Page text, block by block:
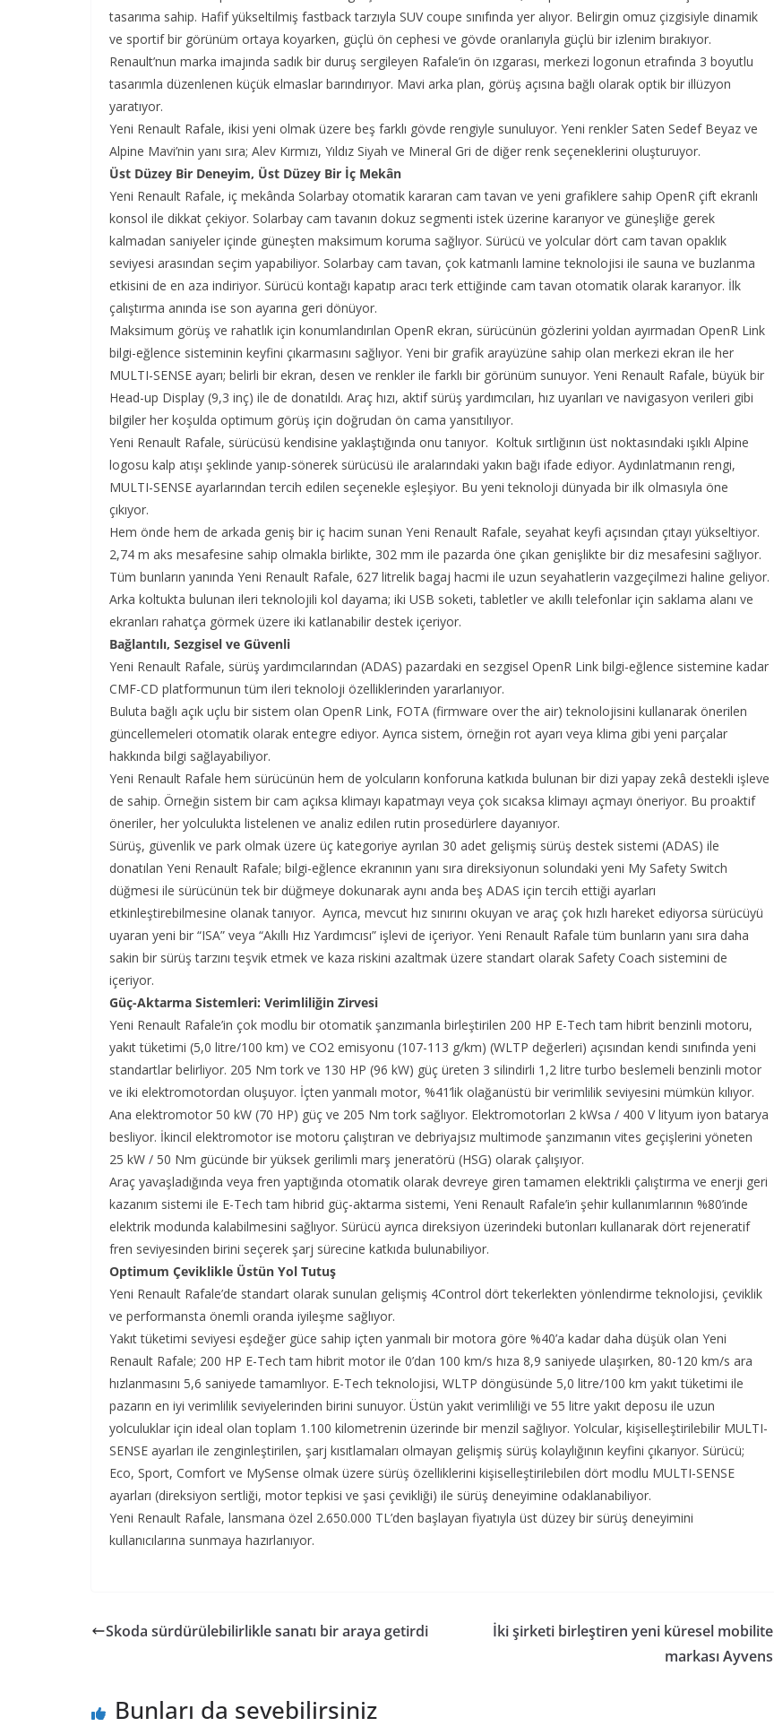
tasarıma sahip. Hafif yükseltilmiş fastback tarzıyla SUV coupe sınıfında yer alıyor. Belirgin omuz çizgisiyle dinamik
ve sportif bir görünüm ortaya koyarken, güçlü ön cephesi ve gövde oranlarıyla güçlü bir izlenim bırakıyor.
Renault’nun marka imajında sadık bir duruş sergileyen Rafale’in ön ızgarası, merkezi logonun etrafında 3 boyutlu
tasarımla düzenlenen küçük elmaslar barındırıyor. Mavi arka plan, görüş açısına bağlı olarak optik bir illüzyon
yaratıyor.
Yeni Renault Rafale, ikisi yeni olmak üzere beş farklı gövde rengiyle sunuluyor. Yeni renkler Saten Sedef Beyaz ve
Alpine Mavi’nin yanı sıra; Alev Kırmızı, Yıldız Siyah ve Mineral Gri de diğer renk seçeneklerini oluşturuyor.
Üst Düzey Bir Deneyim, Üst Düzey Bir İç Mekân
Yeni Renault Rafale, iç mekânda Solarbay otomatik kararan cam tavan ve yeni grafiklere sahip OpenR çift ekranlı
konsol ile dikkat çekiyor. Solarbay cam tavanın dokuz segmenti istek üzerine kararıyor ve güneşliğe gerek
kalmadan saniyeler içinde güneşten maksimum koruma sağlıyor. Sürücü ve yolcular dört cam tavan opaklık
seviyesi arasından seçim yapabiliyor. Solarbay cam tavan, çok katmanlı lamine teknolojisi ile sauna ve buzlanma
etkisini de en aza indiriyor. Sürücü kontağı kapatıp aracı terk ettiğinde cam tavan otomatik olarak kararıyor. İlk
çalıştırma anında ise son ayarına geri dönüyor.
Maksimum görüş ve rahatlık için konumlandırılan OpenR ekran, sürücünün gözlerini yoldan ayırmadan OpenR Link
bilgi-eğlence sisteminin keyfini çıkarmasını sağlıyor. Yeni bir grafik arayüzüne sahip olan merkezi ekran ile her
MULTI-SENSE ayarı; belirli bir ekran, desen ve renkler ile farklı bir görünüm sunuyor. Yeni Renault Rafale, büyük bir
Head-up Display (9,3 inç) ile de donatıldı. Araç hızı, aktif sürüş yardımcıları, hız uyarıları ve navigasyon verileri gibi
bilgiler her koşulda optimum görüş için doğrudan ön cama yansıtılıyor.
Yeni Renault Rafale, sürücüsü kendisine yaklaştığında onu tanıyor. Koltuk sırtlığının üst noktasındaki ışıklı Alpine
logosu kalp atışı şeklinde yanıp-sönerek sürücüsü ile aralarındaki yakın bağı ifade ediyor. Aydınlatmanın rengi,
MULTI-SENSE ayarlarından tercih edilen seçenekle eşleşiyor. Bu yeni teknoloji dünyada bir ilk olmasıyla öne
çıkıyor.
Hem önde hem de arkada geniş bir iç hacim sunan Yeni Renault Rafale, seyahat keyfi açısından çıtayı yükseltiyor.
2,74 m aks mesafesine sahip olmakla birlikte, 302 mm ile pazarda öne çıkan genişlikte bir diz mesafesini sağlıyor.
Tüm bunların yanında Yeni Renault Rafale, 627 litrelik bagaj hacmi ile uzun seyahatlerin vazgeçilmezi haline geliyor.
Arka koltukta bulunan ileri teknolojili kol dayama; iki USB soketi, tabletler ve akıllı telefonlar için saklama alanı ve
ekranları rahatça görmek üzere iki katlanabilir destek içeriyor.
Bağlantılı, Sezgisel ve Güvenli
Yeni Renault Rafale, sürüş yardımcılarından (ADAS) pazardaki en sezgisel OpenR Link bilgi-eğlence sistemine kadar
CMF-CD platformunun tüm ileri teknoloji özelliklerinden yararlanıyor.
Buluta bağlı açık uçlu bir sistem olan OpenR Link, FOTA (firmware over the air) teknolojisini kullanarak önerilen
güncellemeleri otomatik olarak entegre ediyor. Ayrıca sistem, örneğin rot ayarı veya klima gibi yeni parçalar
hakkında bilgi sağlayabiliyor.
Yeni Renault Rafale hem sürücünün hem de yolcuların konforuna katkıda bulunan bir dizi yapay zekâ destekli işleve
de sahip. Örneğin sistem bir cam açıksa klimayı kapatmayı veya çok sıcaksa klimayı açmayı öneriyor. Bu proaktif
öneriler, her yolculukta listelenen ve analiz edilen rutin prosedürlere dayanıyor.
Sürüş, güvenlik ve park olmak üzere üç kategoriye ayrılan 30 adet gelişmiş sürüş destek sistemi (ADAS) ile
donatılan Yeni Renault Rafale; bilgi-eğlence ekranının yanı sıra direksiyonun solundaki yeni My Safety Switch
düğmesi ile sürücünün tek bir düğmeye dokunarak aynı anda beş ADAS için tercih ettiği ayarları
etkinleştirebilmesine olanak tanıyor. Ayrıca, mevcut hız sınırını okuyan ve araç çok hızlı hareket ediyorsa sürücüyü
uyaran yeni bir “ISA” veya “Akıllı Hız Yardımcısı” işlevi de içeriyor. Yeni Renault Rafale tüm bunların yanı sıra daha
sakin bir sürüş tarzını teşvik etmek ve kaza riskini azaltmak üzere standart olarak Safety Coach sistemini de
içeriyor.
Güç-Aktarma Sistemleri: Verimliliğin Zirvesi
Yeni Renault Rafale’in çok modlu bir otomatik şanzımanla birleştirilen 200 HP E-Tech tam hibrit benzinli motoru,
yakıt tüketimi (5,0 litre/100 km) ve CO2 emisyonu (107-113 g/km) (WLTP değerleri) açısından kendi sınıfında yeni
standartlar belirliyor. 205 Nm tork ve 130 HP (96 kW) güç üreten 3 silindirli 1,2 litre turbo beslemeli benzinli motor
ve iki elektromotordan oluşuyor. İçten yanmalı motor, %41’lik olağanüstü bir verimlilik seviyesini mümkün kılıyor.
Ana elektromotor 50 kW (70 HP) güç ve 205 Nm tork sağlıyor. Elektromotorları 2 kWsa / 400 V lityum iyon batarya
besliyor. İkincil elektromotor ise motoru çalıştıran ve debriyajsız multimode şanzımanın vites geçişlerini yöneten
25 kW / 50 Nm gücünde bir yüksek gerilimli marş jeneratörü (HSG) olarak çalışıyor.
Araç yavaşladığında veya fren yaptığında otomatik olarak devreye giren tamamen elektrikli çalıştırma ve enerji geri
kazanım sistemi ile E-Tech tam hibrid güç-aktarma sistemi, Yeni Renault Rafale’in şehir kullanımlarının %80’inde
elektrik modunda kalabilmesini sağlıyor. Sürücü ayrıca direksiyon üzerindeki butonları kullanarak dört rejeneratif
fren seviyesinden birini seçerek şarj sürecine katkıda bulunabiliyor.
Optimum Çeviklikle Üstün Yol Tutuş
Yeni Renault Rafale’de standart olarak sunulan gelişmiş 4Control dört tekerlekten yönlendirme teknolojisi, çeviklik
ve performansta önemli oranda iyileşme sağlıyor.
Yakıt tüketimi seviyesi eşdeğer güce sahip içten yanmalı bir motora göre %40’a kadar daha düşük olan Yeni
Renault Rafale; 200 HP E-Tech tam hibrit motor ile 0’dan 100 km/s hıza 8,9 saniyede ulaşırken, 80-120 km/s ara
hızlanmasını 5,6 saniyede tamamlıyor. E-Tech teknolojisi, WLTP döngüsünde 5,0 litre/100 km yakıt tüketimi ile
pazarın en iyi verimlilik seviyelerinden birini sunuyor. Üstün yakıt verimliliği ve 55 litre yakıt deposu ile uzun
yolculuklar için ideal olan toplam 1.100 kilometrenin üzerinde bir menzil sağlıyor. Yolcular, kişiselleştirilebilir MULTI-
SENSE ayarları ile zenginleştirilen, şarj kısıtlamaları olmayan gelişmiş sürüş kolaylığının keyfini çıkarıyor. Sürücü;
Eco, Sport, Comfort ve MySense olmak üzere sürüş özelliklerini kişiselleştirilebilen dört modlu MULTI-SENSE
ayarları (direksiyon sertliği, motor tepkisi ve şasi çevikliği) ile sürüş deneyimine odaklanabiliyor.
Yeni Renault Rafale, lansmana özel 2.650.000 TL’den başlayan fiyatıyla üst düzey bir sürüş deneyimini
kullanıcılarına sunmaya hazırlanıyor.
Skoda sürdürülebilirlikle sanatı bir araya getirdi
İki şirketi birleştiren yeni küresel mobilite
markası Ayvens
Bunları da sevebilirsiniz